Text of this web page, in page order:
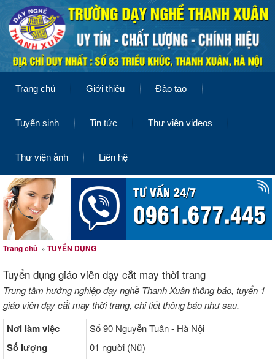
Trang chủ Giới thiệu Đào tạo
Tuyển sinh Tin tức Thư viện videos
Thư viện ảnh Liên hệ
Trang chủ » TUYỂN DỤNG
Tuyển dụng giáo viên dạy cắt may thời trang
Trung tâm hướng nghiệp dạy nghề Thanh Xuân thông báo, tuyển 1
giáo viên dạy cắt may thời trang, chi tiết thông báo như sau.
Nơi làm việc Số 90 Nguyễn Tuân - Hà Nội
Số lượng 01 người (Nữ)